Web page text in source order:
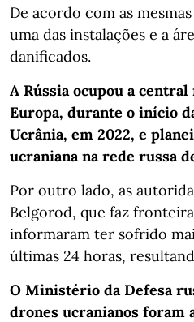
De acordo com as
uma das instalações e a
danificados.
A Rússia ocupou a
Europa, durante o início
Ucrânia, em 2022, e
ucraniana na rede russa
Por outro lado, as
Belgorod, que faz
informaram ter sofrido
últimas 24 horas,
O Ministério da Defesa
drones ucranianos foram